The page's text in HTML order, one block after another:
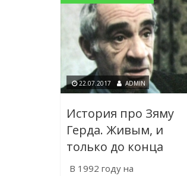
22.07.2017 ADMIN
История про Зяму
Герда. Живым, и
только до конца
В 1992 году на